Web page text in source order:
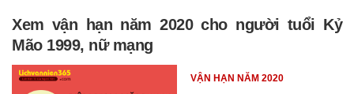
Xem vận hạn năm 2020 cho người tuổi Kỷ
Mão 1999, nữ mạng
VẬN HẠN NĂM 2020